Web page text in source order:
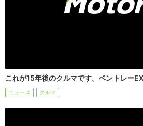
これが15年後のクルマです。ベントレー
ニュース クルマ